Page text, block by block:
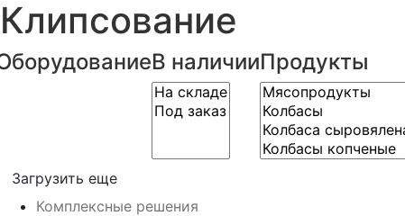
Клипсование
В наличииПродукты
Загрузить еще
Комплексные решения